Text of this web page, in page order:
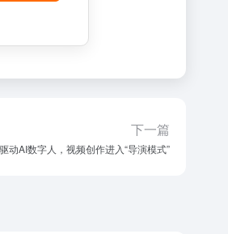
下一篇
动AI数字人，视频创作进入“导演模式”